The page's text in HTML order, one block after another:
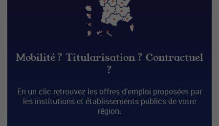
Mobilité ? Titularisation ? Contractuel
?
En un clic retrouvez les offres d’emploi proposées par
les institutions et établissements publics de votre
région.